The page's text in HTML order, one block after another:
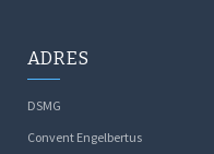
ADRES
DSMG
Convent Engelbertus